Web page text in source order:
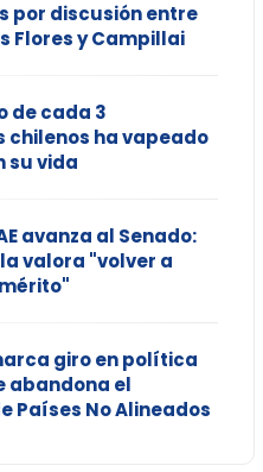
por discusión entre
Flores y Campillai
de cada 3
chilenos ha vapeado
su vida
avanza al Senado:
valora "volver a
giro en política
abandona el
Países No Alineados